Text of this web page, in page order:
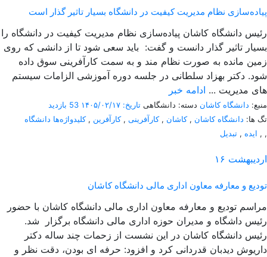
پیاده‌سازی نظام مدیریت کیفیت در دانشگاه بسیار تاثیر گذار است
رئیس دانشگاه کاشان پیاده‌سازی نظام مدیریت کیفیت در دانشگاه را
بسیار تاثیر گذار دانست و گفت: باید سعی شود تا از دانشی که روی
زمین مانده به صورت نظام مند و به سمت کارآفرینی سوق داده
شود. دکتر بهزاد سلطانی در جلسه دوره آموزشی الزامات سیستم
های مدیریت ... ادامه خبر
منبع: دانشگاه کاشان دسته: دانشگاهی تاریخ: ۱۴۰۵/۰۲/۱۷
53 بازدید
تگ ها: دانشگاه کاشان ,کاشان ,کارآفرینی ,کارآفرین ,کلیدواژه‌ها دانشگاه
, ایده , تبدیل ,
۱۶ اردیبهشت
تودیع و معارفه معاون اداری مالی دانشگاه کاشان
رئیس داشگاه و مدیران حوزه اداری مالی دانشگاه برگزار شد.
رئیس دانشگاه کاشان در این نشست از زحمات چند ساله دکتر
داریوش دیدبان قدردانی کرد و افزود: حرفه ای بودن، دقت نظر و